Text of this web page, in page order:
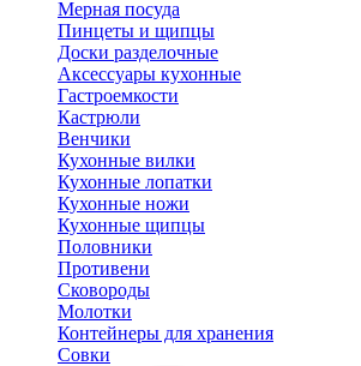
Мерная посуда
Пинцеты и щипцы
Доски разделочные
Аксессуары кухонные
Гастроемкости
Кастрюли
Венчики
Кухонные вилки
Кухонные лопатки
Кухонные ножи
Кухонные щипцы
Половники
Противени
Сковороды
Молотки
Контейнеры для хранения
Совки